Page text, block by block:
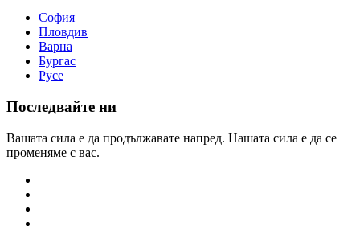
София
Пловдив
Варна
Бургас
Русе
Последвайте ни
Вашата сила е да продължавате напред. Нашата сила е да се
променяме с вас.